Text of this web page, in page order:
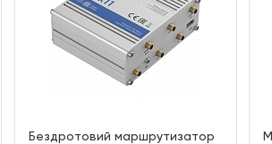
Бездротовий маршрутизатор